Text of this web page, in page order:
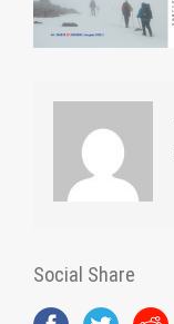
Social Share